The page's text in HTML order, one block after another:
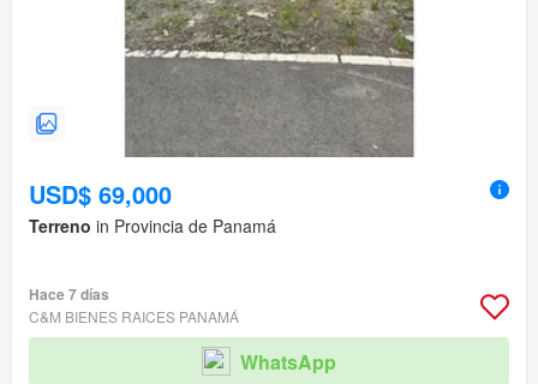
USD$ 69,000
Terreno in Provincia de Panamá
Hace 7 días
C&M BIENES RAICES PANAMÁ
WhatsApp